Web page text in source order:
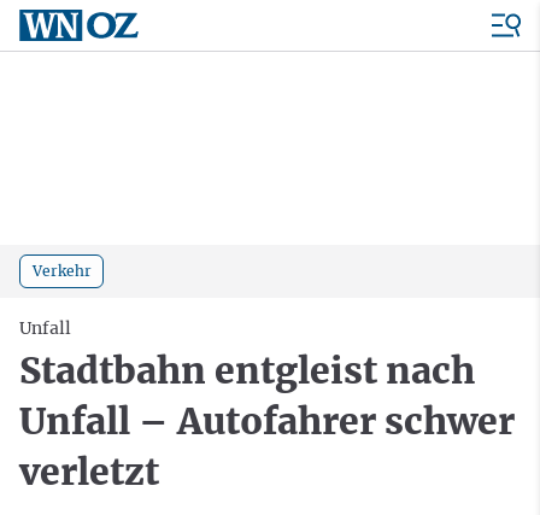
Verkehr
Unfall
Stadtbahn entgleist nach
Unfall – Autofahrer schwer
verletzt